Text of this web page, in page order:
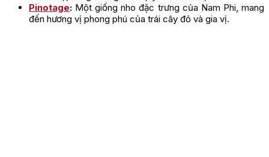
Pinotage: Một giống nho đặc trưng của Nam Phi, mang
đến hương vị phong phú của trái cây đỏ và gia vị.